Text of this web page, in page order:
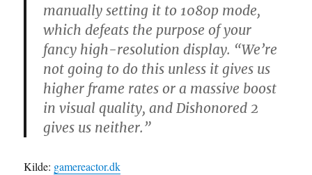
manually setting it to 1080p mode,
which defeats the purpose of your
fancy high-resolution display. “We’re
not going to do this unless it gives us
higher frame rates or a massive boost
in visual quality, and Dishonored 2
gives us neither.”
Kilde: gamereactor.dk